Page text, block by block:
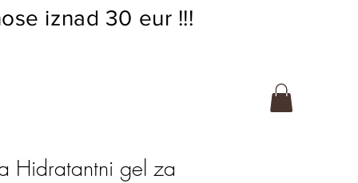
iznad 30 eur !!!
Hidratantni gel za